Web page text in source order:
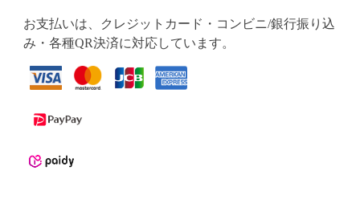
お支払いは、クレジットカード・コンビニ/銀行振り込
み・各種QR決済に対応しています。